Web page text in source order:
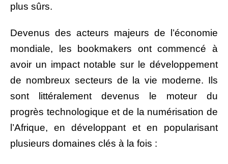
plus sûrs.
Devenus des acteurs majeurs de l’économie
mondiale, les bookmakers ont commencé à
avoir un impact notable sur le développement
de nombreux secteurs de la vie moderne. Ils
sont littéralement devenus le moteur du
progrès technologique et de la numérisation de
l’Afrique, en développant et en popularisant
plusieurs domaines clés à la fois :